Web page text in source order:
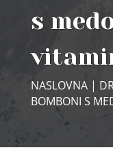
s
NASLOVNA|
BOMBONI S